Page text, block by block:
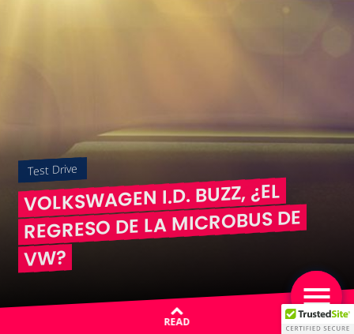
Test Drive
VOLKSWAGEN I.D. BUZZ, ¿EL
REGRESO DE LA MICROBUS DE
VW?
READ